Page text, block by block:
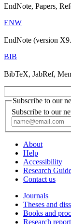
EndNote, Papers,
ENW
EndNote (version
BIB
BibTeX, JabRef,
Subscribe to our
Subscribe to our
About
Help
Accessibility
Research
Contact us
Journals
Theses and
Books and
Research